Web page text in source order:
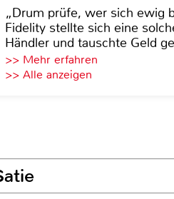
„Drum prüfe, wer sich ewig
Fidelity stellte sich eine
Händler und tauschte Geld
>> Mehr erfahren
>> Alle anzeigen